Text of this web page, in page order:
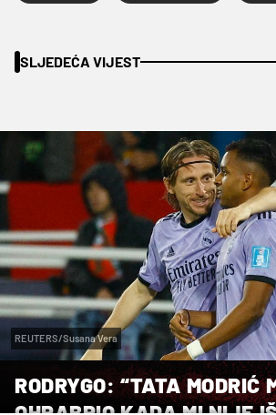
SLJEDEĆA VIJEST
REUTERS/Susana Vera
RODRYGO: “TATA MODRIĆ